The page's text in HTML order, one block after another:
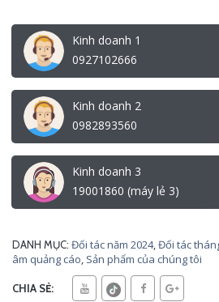
Kinh doanh 1
0927102666
Kinh doanh 2
0982893560
Kinh doanh 3
19001860 (máy lẻ 3)
DANH MỤC: Đối tác năm 2024,Đối tác
âm quảng cáo, Sản phẩm của chúng tôi
CHIA SẺ: